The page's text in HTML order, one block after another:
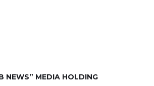
NEWS” MEDIA HOLDING